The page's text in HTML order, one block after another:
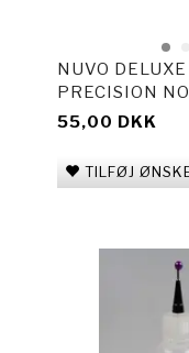
NUVO
PRECISION
55,00 DKK
TILFØJ